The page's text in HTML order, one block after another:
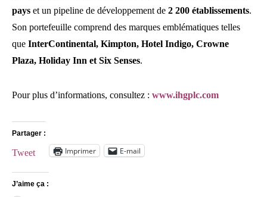
pays et un pipeline de développement de 2 200 établissements.
Son portefeuille comprend des marques emblématiques telles
que InterContinental, Kimpton, Hotel Indigo, Crowne
Plaza, Holiday Inn et Six Senses.
Pour plus d’informations, consultez : www.ihgplc.com
Partager :
Tweet Imprimer E-mail
J’aime ça :